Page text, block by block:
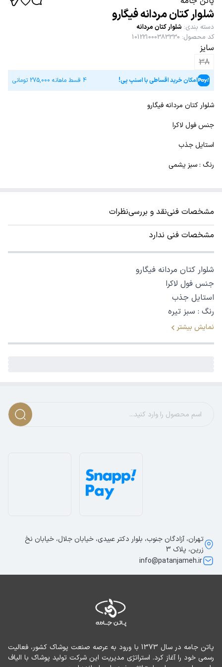
شلوار کتان مردانه فیگارو
دسته بندی: شلوار کتان مردانه
کد محصول:
101221000383330
سایز
38
امکان خرید اقساطی با اسنپ پی! 4 قسط ماهانه 275,000 تومانی
شلوار کتان مردانه فیگارو
جنس فول لاکرا
استایل جذب
رنگ : سبز یشمی
مشخصات فنینقد و بررسینظرات
مشخصات فنی ندارد
شلوار کتان مردانه فیگارو
جنس فول لاکرا
استایل جذب
رنگ : سبز تیره
نمایش بیشتر
تهران، آزادگان جنوب، بلوار دکتر عبیدی، خیابان جلال، خیابان نخ
زرین، پلاک 3
info@patanjameh.ir